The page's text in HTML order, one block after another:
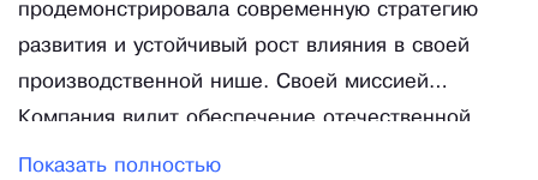
продемонстрировала современную стратегию
развития и устойчивый рост влияния в своей
производственной нише. Своей миссией
Компания видит обеспечение отечественной
медицины только лучшим оборудованием и
Показать полностью